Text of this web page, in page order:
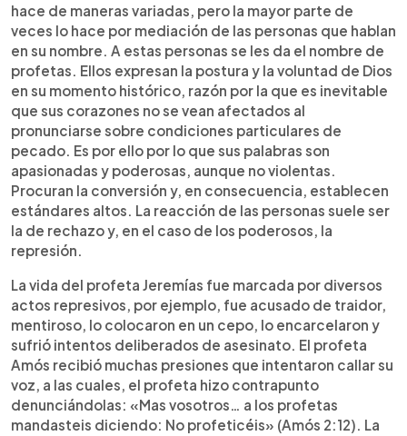
hace de maneras variadas, pero la mayor parte de
veces lo hace por mediación de las personas que hablan
en su nombre. A estas personas se les da el nombre de
profetas. Ellos expresan la postura y la voluntad de Dios
en su momento histórico, razón por la que es inevitable
que sus corazones no se vean afectados al
pronunciarse sobre condiciones particulares de
pecado. Es por ello por lo que sus palabras son
apasionadas y poderosas, aunque no violentas.
Procuran la conversión y, en consecuencia, establecen
estándares altos. La reacción de las personas suele ser
la de rechazo y, en el caso de los poderosos, la
represión.
La vida del profeta Jeremías fue marcada por diversos
actos represivos, por ejemplo, fue acusado de traidor,
mentiroso, lo colocaron en un cepo, lo encarcelaron y
sufrió intentos deliberados de asesinato. El profeta
Amós recibió muchas presiones que intentaron callar su
voz, a las cuales, el profeta hizo contrapunto
denunciándolas: «Mas vosotros… a los profetas
mandasteis diciendo: No profeticéis» (Amós 2:12). La